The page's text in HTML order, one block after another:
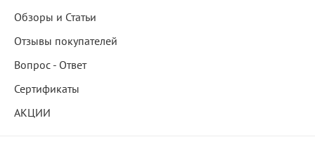
Обзоры и Статьи
Отзывы покупателей
Вопрос - Ответ
Сертификаты
АКЦИИ